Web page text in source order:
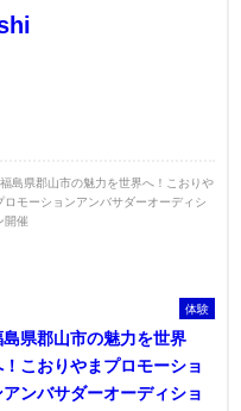
体験
島県郡山市の魅力を世界
！こおりやまプロモーショ
アンバサダーオーディショ